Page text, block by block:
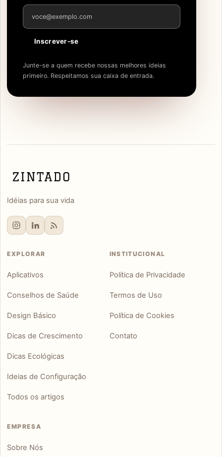
Endereço de e-mail
Inscrever-se
Junte-se a quem recebe nossas melhores ideias
primeiro. Respeitamos sua caixa de entrada.
Idéias para sua vida
EXPLORAR
Aplicativos
Conselhos de Saúde
Design Básico
Dicas de Crescimento
Dicas Ecológicas
Ideias de Configuração
Todos os artigos
INSTITUCIONAL
Política de Privacidade
Termos de Uso
Política de Cookies
Contato
EMPRESA
Sobre Nós